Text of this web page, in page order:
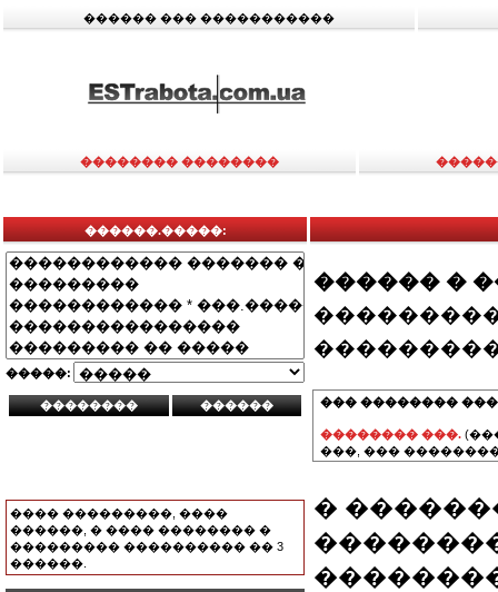
������ ��� �����������
�������� ��������
������.�����:
�����:
���� ���������, ����
������, � ���� �������� �
��������� ���������� �� 3
������.
������ �
��� ��������
�������� ���.
���, ���
�